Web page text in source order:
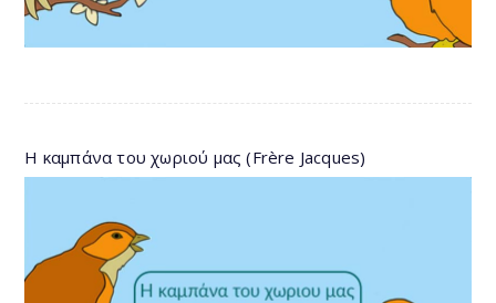
Η καμπάνα του χωριού μας (Frère Jacques)